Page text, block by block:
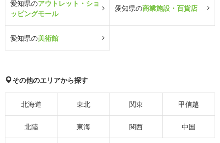
愛知県のアウトレット・ショ
ッピングモール
愛知県の商業施設・百貨店
愛知県の美術館
その他のエリアから探す
北海道 東北 関東 甲信越
北陸 東海 関西 中国